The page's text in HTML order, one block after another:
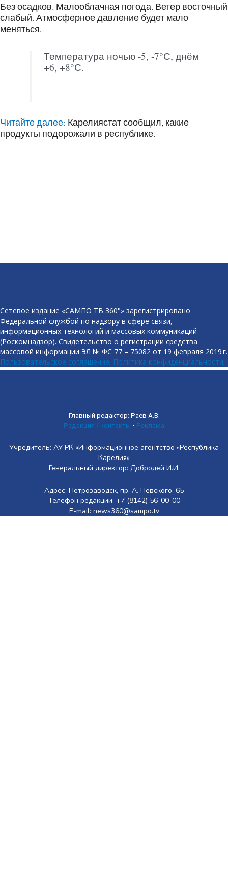
Без осадков. Малооблачная погода. Ветер восточный
слабый. Атмосферное давление будет мало
меняться.
Температура ночью -5, -7°С, днём
+6, +8°С.
Читайте далее: Карелиястат сообщил, какие
продукты подорожали в республике.
Сетевое издание «САМПО ТВ 360°» зарегистрировано
Федеральной службой по надзору в сфере связи,
информационных технологий и массовых коммуникаций
(Роскомнадзор). Свидетельство о регистрации средства
массовой информации ЭЛ № ФС 77 – 75082 от 19 февраля 2019 г.
Пользовательское соглашение. Политика конфиденциальности.
Главный редактор: Раев А.В.
Редакция / контакты • Реклама
Учредитель: АУ РК «Информационное агентство «Республика
Карелия»
Генеральный директор: Добродей И.И.
Адрес: Петрозаводск, пр. А. Невского, 65
Телефон редакции: +7 (8142) 56-00-00
E-mail: news360@sampo.tv